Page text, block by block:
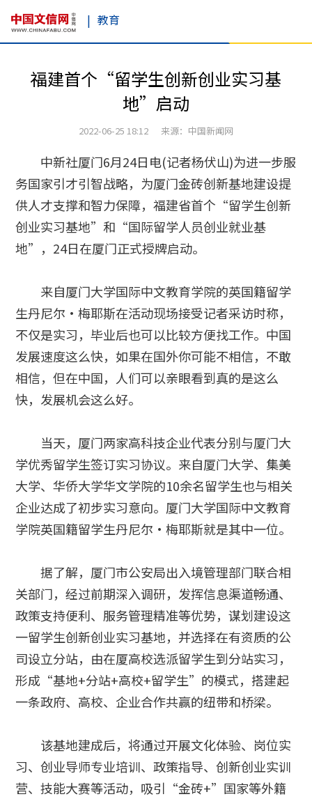
| 教育
福建首个“留学生创新创业实习基
地”启动
2022-06-25 18:12 来源：中国新闻网
中新社厦门6月24日电(记者杨伏山)为进一步服
务国家引才引智战略，为厦门金砖创新基地建设提
供人才支撑和智力保障，福建省首个“留学生创新
创业实习基地”和“国际留学人员创业就业基
地”，24日在厦门正式授牌启动。
来自厦门大学国际中文教育学院的英国籍留学
生丹尼尔·梅耶斯在活动现场接受记者采访时称，
不仅是实习，毕业后也可以比较方便找工作。中国
发展速度这么快，如果在国外你可能不相信，不敢
相信，但在中国，人们可以亲眼看到真的是这么
快，发展机会这么好。
当天，厦门两家高科技企业代表分别与厦门大
学优秀留学生签订实习协议。来自厦门大学、集美
大学、华侨大学华文学院的10余名留学生也与相关
企业达成了初步实习意向。厦门大学国际中文教育
学院英国籍留学生丹尼尔·梅耶斯就是其中一位。
据了解，厦门市公安局出入境管理部门联合相
关部门，经过前期深入调研，发挥信息渠道畅通、
政策支持便利、服务管理精准等优势，谋划建设这
一留学生创新创业实习基地，并选择在有资质的公
司设立分站，由在厦高校选派留学生到分站实习，
形成“基地+分站+高校+留学生”的模式，搭建起
一条政府、高校、企业合作共赢的纽带和桥梁。
该基地建成后，将通过开展文化体验、岗位实
习、创业导师专业培训、政策指导、创新创业实训
营、技能大赛等活动，吸引“金砖+”国家等外籍